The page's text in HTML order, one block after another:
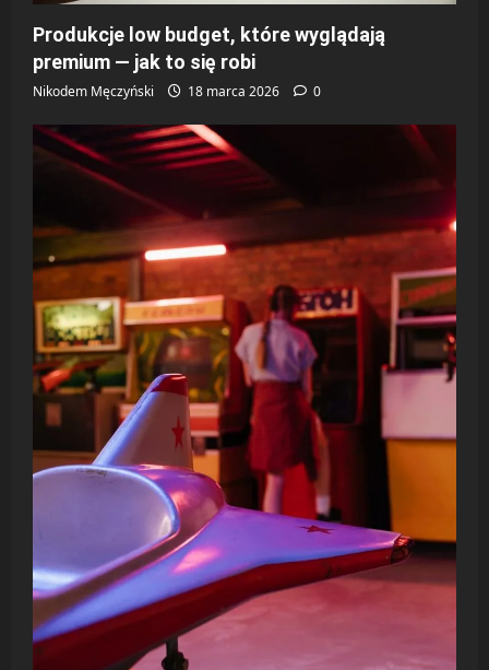
Produkcje low budget, które wyglądają
premium — jak to się robi
Nikodem Męczyński 18 marca 2026 0